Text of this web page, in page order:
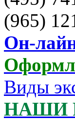
(965)
Он-
Виды
НАШИ